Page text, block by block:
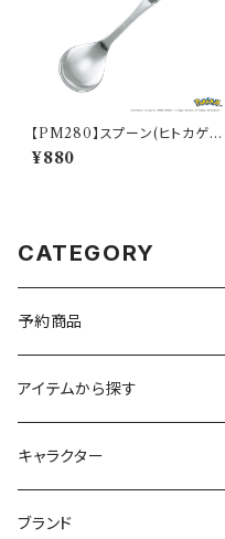
【PM280】スプーン(ヒトカゲ)
【Daily Sketch】PM282-850
¥880
CATEGORY
予約商品
アイテムから探す
九谷焼
マグ＆カップ
キャラクター
ムーミン
ブランド